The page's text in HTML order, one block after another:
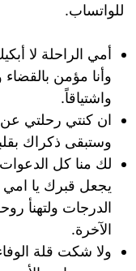
للواتساب.
أمي الراحلة لا
وأنا مؤمن
واشتياقاً.
ان كنتي رحلتي عن
وستبقى ذكراك
لك منا كل
يجعل قبرك يا امي
الدرجات ولتهنأ
الآخرة.
ولا شكت قلة